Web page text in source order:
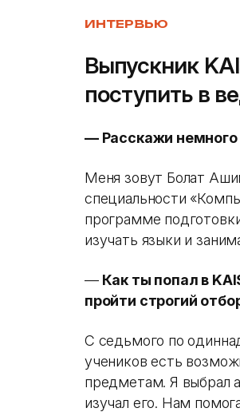
ИНТЕРВЬЮ
Выпускник
поступить в
—Расскажи немного
Меня зовут Болат
специальности
программе
изучать языки и
—Как ты попал в
пройти строгий
С седьмого по
учеников есть
предметам. Я выбрал
изучал его. Нам